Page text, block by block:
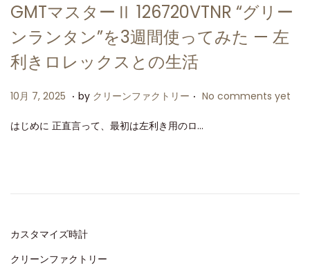
GMTマスターⅡ 126720VTNR “グリー
ンランタン”を3週間使ってみた — 左
利きロレックスとの生活
P
s
n
10月 7, 2025
月
2
. by クリーンファクトリー . No comments yet
はじめに 正直言って、最初は左利き用のロ…
カスタマイズ時計
クリーンファクトリー